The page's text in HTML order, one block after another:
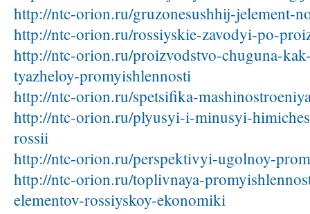
http://ntc-orion.ru/gruzonesushhij-jelement-
http://ntc-orion.ru/rossiyskie-zavodyi-po-
http://ntc-orion.ru/proizvodstvo-chuguna-
tyazheloy-promyishlennosti
http://ntc-orion.ru/spetsifika-
http://ntc-orion.ru/plyusyi-i-minusyi-
rossii
http://ntc-orion.ru/perspektivyi-ugolnoy-
http://ntc-orion.ru/toplivnaya-
elementov-rossiyskoy-ekonomiki